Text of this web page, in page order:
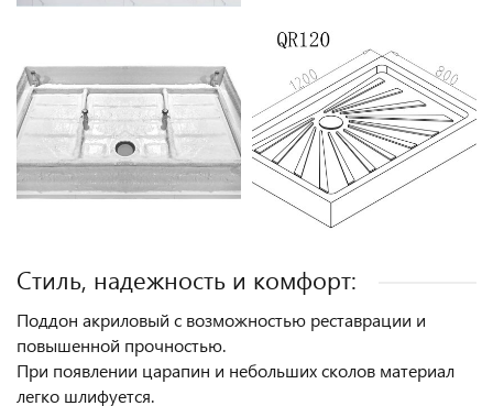
Стиль, надежность и комфорт:
Поддон акриловый с возможностью реставрации и
повышенной прочностью.
При появлении царапин и небольших сколов материал
легко шлифуется.